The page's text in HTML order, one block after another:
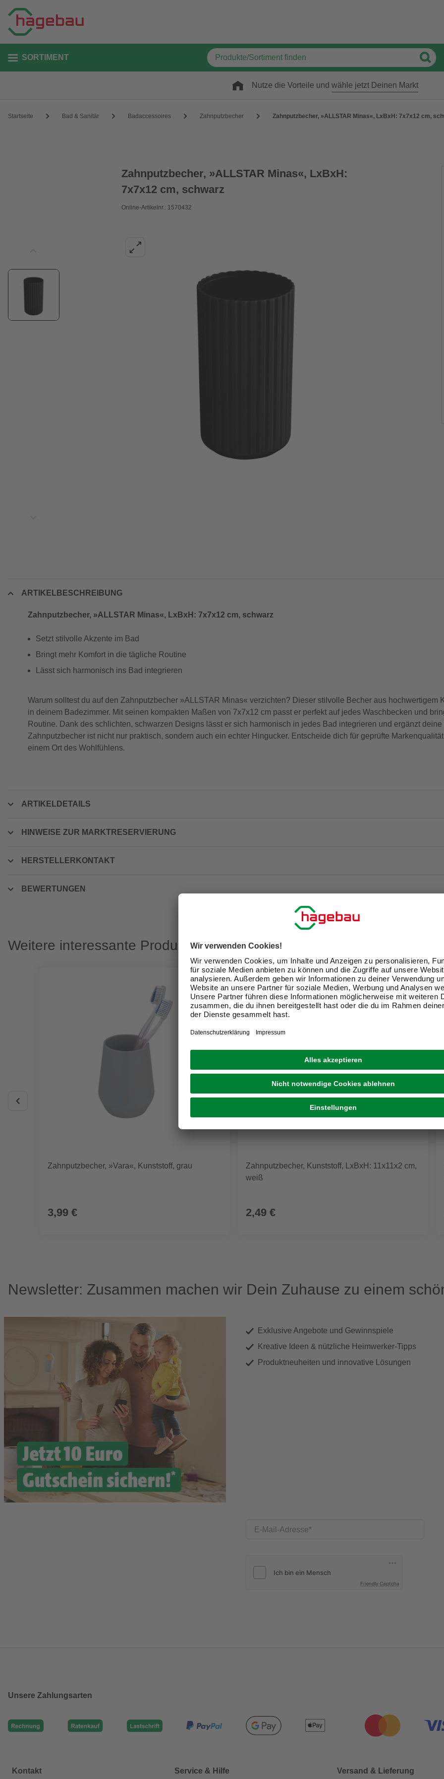
SORTIMENT
Nutze die Vorteile und wähle jetzt Deinen Markt
Startseite Bad & Sanitär Badaccessoires Zahnputzbecher Zahnputzbecher, »ALLSTAR Minas«, LxBxH: 7x7x12 cm,
Zahnputzbecher, »ALLSTAR Minas«, LxBxH:
7x7x12 cm, schwarz
Online-Artikelnr.: 1570432
ARTIKELBESCHREIBUNG
Zahnputzbecher, »ALLSTAR Minas«, LxBxH: 7x7x12 cm, schwarz
Setzt stilvolle Akzente im Bad
Bringt mehr Komfort in die tägliche Routine
Lässt sich harmonisch ins Bad integrieren
Warum solltest du auf den Zahnputzbecher »ALLSTAR Minas« verzichten? Dieser stilvolle Becher aus hochwertigem
in deinem Badezimmer. Mit seinen kompakten Maßen von 7x7x12 cm passt er perfekt auf jedes Waschbecken und
Routine. Dank des schlichten, schwarzen Designs lässt er sich harmonisch in jedes Bad integrieren und ergänzt
Zahnputzbecher ist nicht nur praktisch, sondern auch ein echter Hingucker. Entscheide dich für geprüfte
einem Ort des Wohlfühlens.
ARTIKELDETAILS
HINWEISE ZUR MARKTRESERVIERUNG
HERSTELLERKONTAKT
BEWERTUNGEN
Weitere interessante Produkte
Zahnputzbecher, »Vara«, Kunststoff, grau
3,99 €
Zahnputzbecher, Kunststoff, LxBxH: 11x11x2 cm,
weiß
2,49 €
Newsletter: Zusammen machen wir Dein Zuhause zu einem
Exklusive Angebote und Gewinnspiele
Kreative Ideen & nützliche Heimwerker-Tipps
Produktneuheiten und innovative Lösungen
E-Mail-Adresse
Friendly Captcha
Unsere Zahlungsarten
Kontakt Service & Hilfe Versand & Lieferung